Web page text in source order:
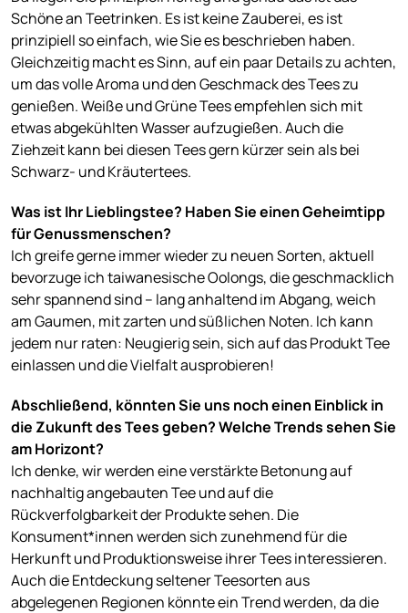
Schöne an Teetrinken. Es ist keine Zauberei, es ist
prinzipiell so einfach, wie Sie es beschrieben haben.
Gleichzeitig macht es Sinn, auf ein paar Details zu achten,
um das volle Aroma und den Geschmack des Tees zu
genießen. Weiße und Grüne Tees empfehlen sich mit
etwas abgekühlten Wasser aufzugießen. Auch die
Ziehzeit kann bei diesen Tees gern kürzer sein als bei
Schwarz- und Kräutertees.
Was ist Ihr Lieblingstee? Haben Sie einen Geheimtipp
für Genussmenschen?
Ich greife gerne immer wieder zu neuen Sorten, aktuell
bevorzuge ich taiwanesische Oolongs, die geschmacklich
sehr spannend sind – lang anhaltend im Abgang, weich
am Gaumen, mit zarten und süßlichen Noten. Ich kann
jedem nur raten: Neugierig sein, sich auf das Produkt Tee
einlassen und die Vielfalt ausprobieren!
Abschließend, könnten Sie uns noch einen Einblick in
die Zukunft des Tees geben? Welche Trends sehen Sie
am Horizont?
Ich denke, wir werden eine verstärkte Betonung auf
nachhaltig angebauten Tee und auf die
Rückverfolgbarkeit der Produkte sehen. Die
Konsument*innen werden sich zunehmend für die
Herkunft und Produktionsweise ihrer Tees interessieren.
Auch die Entdeckung seltener Teesorten aus
abgelegenen Regionen könnte ein Trend werden, da die